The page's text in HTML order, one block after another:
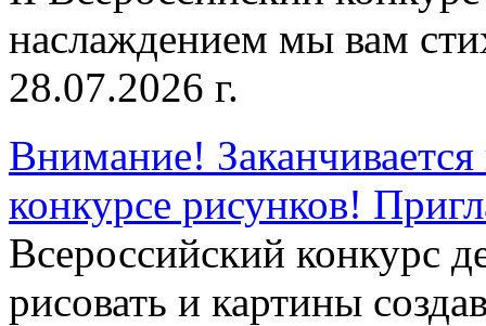
наслаждением мы вам
28.07.2026 г.
Внимание!
конкурсе рисунков!
Всероссийский конкурс
рисовать и картины